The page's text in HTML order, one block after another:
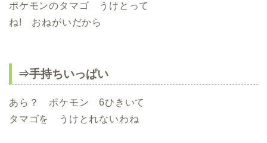
ポケモンのタマゴ うけとって
ね! おねがいだから
⇒手持ちいっぱい
あら？ ポケモン 6ひきいて
タマゴを うけとれないわね